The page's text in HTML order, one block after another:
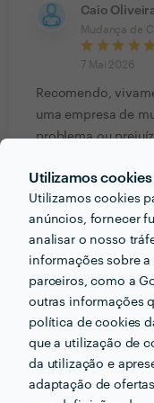
Utilizamos cookies
Utilizamos cookies
anúncios, fornecer
analisar o nosso
informações sobre
parceiros, como a
outras informações
política de cookies
que a utilização de
da utilização e
adaptação de
Caio
Mudança de
7 Mai 2026
Recomendo,
uma empresa de
problema ou
prestativos. Será
quando eu
Cliente
Mudanças
16 Fev 2026
Cliente
Mudanças